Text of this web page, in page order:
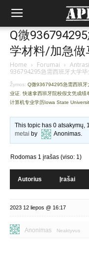
Q微
学材料/加急做
Home › Forumai ›
936794295急需西班牙大学
Žymos: Q微936794295急需西班牙
业证 快速拿西班牙院校假文凭成绩
计算机专业学历Iowa State
This topic has 0 atsakymų,
metai by Anonimas.
Rodomas 1 įrašas (viso: 1)
Autorius Įrašai
2023 12 liepos @ 16:17
Anonimas Neaktyvus